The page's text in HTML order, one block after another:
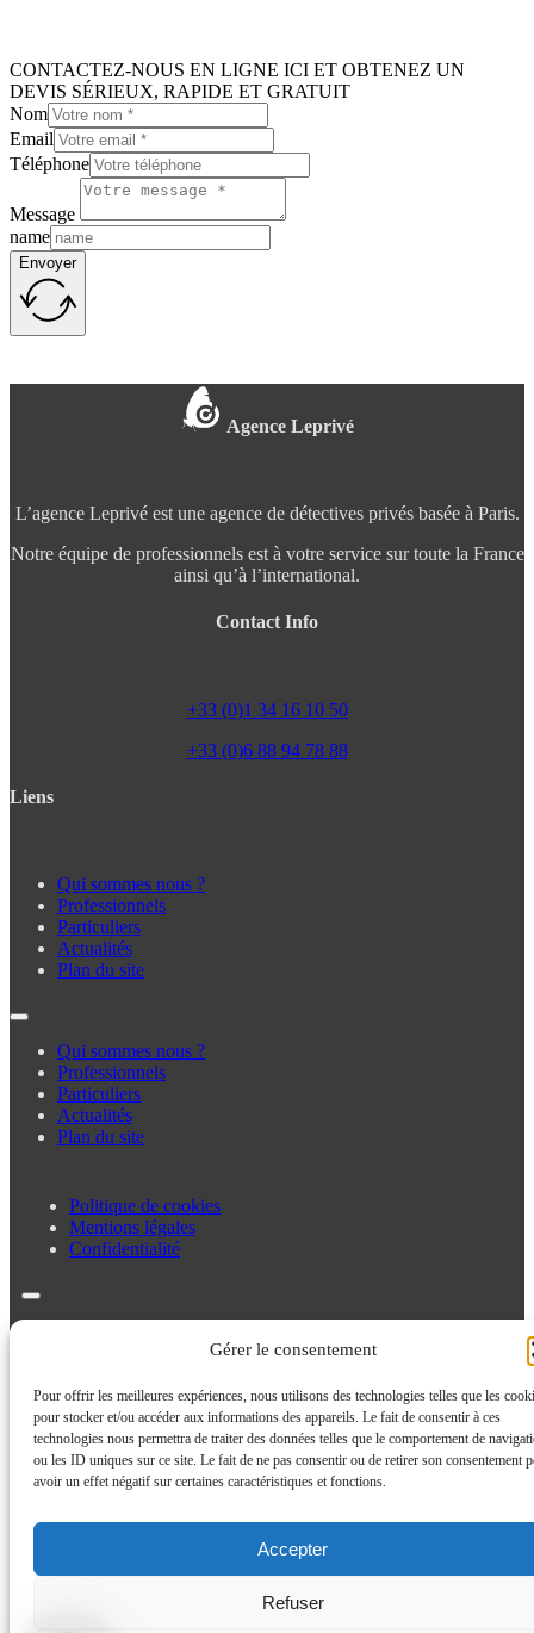
Gérer le consentement
Pour offrir les meilleures expériences, nous utilisons des technologies telles que les
pour stocker et/ou accéder aux informations des appareils. Le fait de consentir à ces
technologies nous permettra de traiter des données telles que le comportement de
ou les ID uniques sur ce site. Le fait de ne pas consentir ou de retirer son consentement
avoir un effet négatif sur certaines caractéristiques et fonctions.
Accepter
Refuser
CONTACTEZ-NOUS EN LIGNE ICI ET OBTENEZ UN
DEVIS SÉRIEUX, RAPIDE ET GRATUIT
Nom
Email
Téléphone
Message
name
Envoyer
Agence Leprivé
L’agence Leprivé est une agence de détectives privés basée à Paris.
Notre équipe de professionnels est à votre service sur toute la France
ainsi qu’à l’international.
Contact Info
+33 (0)1 34 16 10 50
+33 (0)6 88 94 78 88
Liens
Qui sommes nous ?
Professionnels
Particuliers
Actualités
Plan du site
Qui sommes nous ?
Professionnels
Particuliers
Actualités
Plan du site
Politique de cookies
Mentions légales
Confidentialité